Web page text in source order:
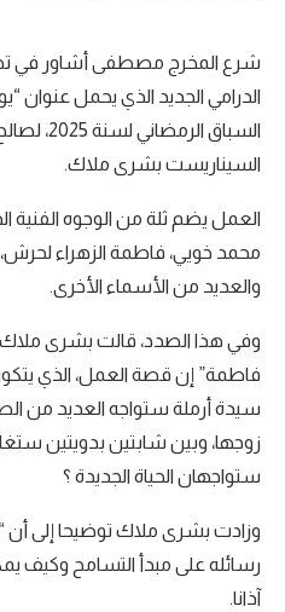
شرع المخرج مصطفى أشاور في
الدرامي الجديد الذي يحمل
السيناريست بشرى ملاك.
العمل يضم ثلة من الوجوه الفنية
محمد خويي، فاطمة الزهراء
والعديد من الأسماء الأخرى.
وفي هذا الصدد، قالت بشرى
سيدة أرملة ستواجه العديد من
زوجها، وبين شابتين بدويتين
ستواجهان الحياة الجديدة ؟
وزادت بشرى ملاك توضيحا إلى
رسائله على مبدأ التسامح وكيف
آذانا.